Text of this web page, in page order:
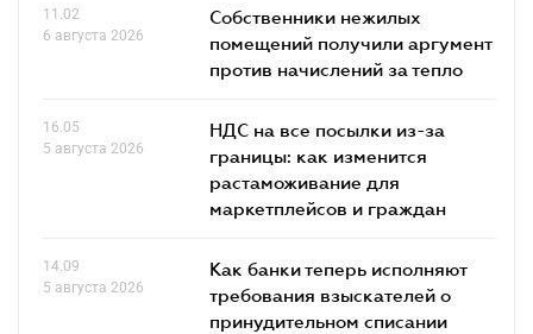
11.02
6 августа 2026
Собственники нежилых
помещений получили аргумент
против начислений за тепло
16.05
5 августа 2026
НДС на все посылки из-за
границы: как изменится
растаможивание для
маркетплейсов и граждан
14.09
5 августа 2026
Как банки теперь исполняют
требования взыскателей о
принудительном списании